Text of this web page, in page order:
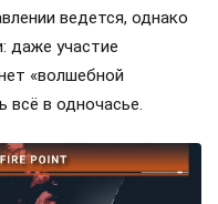
ведется, однако
даже участие
«волшебной
всё в одночасье.